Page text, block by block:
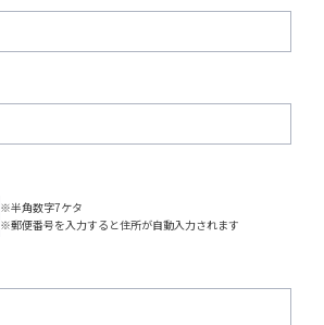
※半角数字7ケタ
※郵便番号を入力すると住所が自動入力されます